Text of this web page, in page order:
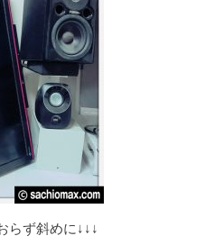
らず斜めに↓↓↓